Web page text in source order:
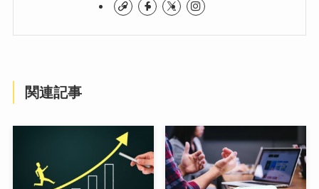
関連記事